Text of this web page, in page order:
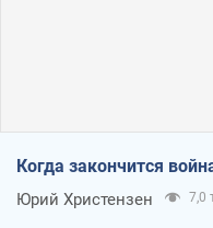
Когда закончится
Юрий Христензен 7,0